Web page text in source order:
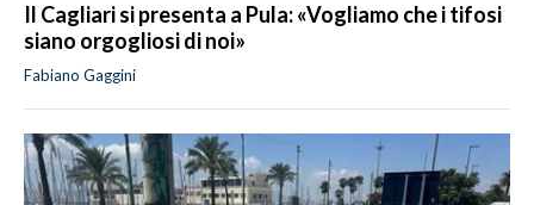
Il Cagliari si presenta a Pula: «Vogliamo che i tifosi
siano orgogliosi di noi»
Fabiano Gaggini